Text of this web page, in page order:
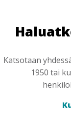
Katsotaan
1950 tai